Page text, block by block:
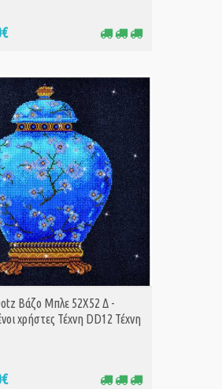
Βάζο Μπλε 52Χ52 Δ -
χρήστες Τέχνη DD12 Τέχνη